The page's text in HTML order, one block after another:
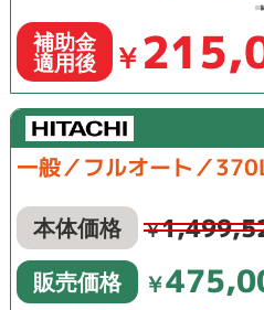
補助金
適用後 ￥
一般／フルオート／
本体価格 ￥
販売価格 ￥